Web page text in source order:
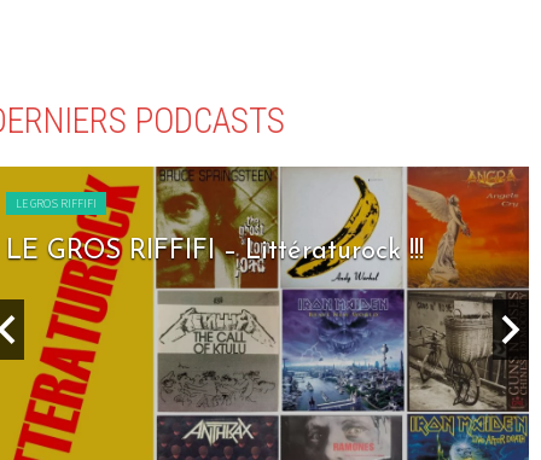
PODCASTS
LE GROS RIFFIFI
LE GROS RIFFIFI – Seven Days To Rock !!!